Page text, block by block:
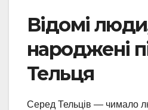
Відомі
народжені
Тельця
Серед Тельців — чимало